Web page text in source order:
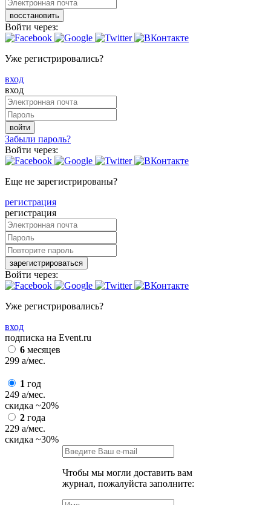
восстановить
Войти через:
Уже регистрировались?
вход
вход
войти
Забыли пароль?
Войти через:
Еще не зарегистрированы?
регистрация
регистрация
зарегистрироваться
Войти через:
Уже регистрировались?
вход
подписка на Event.ru
6 месяцев
299 a/мес.
1 год
249 a/мес.
скидка ~20%
2 года
229 a/мес.
скидка ~30%
Чтобы мы могли доставить вам
журнал, пожалуйста заполните: